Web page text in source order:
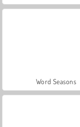
Word Seasons